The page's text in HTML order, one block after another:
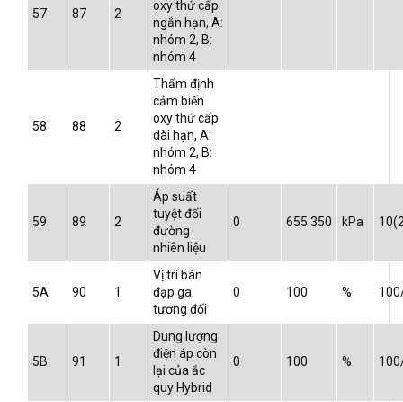
57 87 2
oxy thứ cấp
ngắn hạn, A:
nhóm 2, B:
nhóm 4
58 88 2
Thẩm định
cảm biến
oxy thứ cấp
dài hạn, A:
nhóm 2, B:
nhóm 4
59 89 2
Áp suất
tuyệt đối
đường
nhiên liệu
0 655.350 kPa
5A 90 1
Vị trí bàn
đạp ga
tương đối
0 100 %
5B 91 1
Dung lượng
điện áp còn
lại của ắc
quy Hybrid
0 100 %